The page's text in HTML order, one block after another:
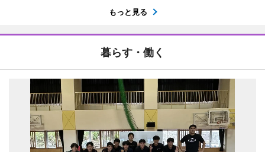
もっと見る
暮らす・働く